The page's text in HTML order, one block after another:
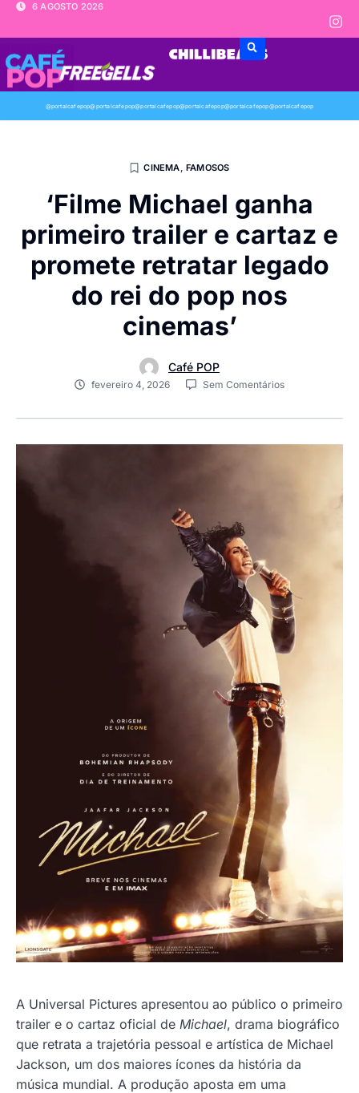
6 AGOSTO 2026
@portalcafepop@portalcafepop@portalcafepop@portalcafepop@portalcafepop@portalcafepop
CINEMA,FAMOSOS
‘Filme Michael ganha
primeiro trailer e cartaz e
promete retratar legado
do rei do pop nos
cinemas’
Café POP
fevereiro 4, 2026 Sem Comentários
A Universal Pictures apresentou ao público o primeiro
trailer e o cartaz oficial de Michael, drama biográfico
que retrata a trajetória pessoal e artística de Michael
Jackson, um dos maiores ícones da história da
música mundial. A produção aposta em uma